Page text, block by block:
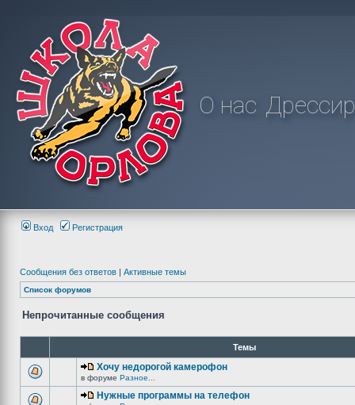
О нас
Вход Регистрация
Сообщения без ответов | Активные темы
Список форумов
Непрочитанные сообщения
Темы
Хочу недорогой камерофон
в форуме Разное...
Нужные программы на телефон